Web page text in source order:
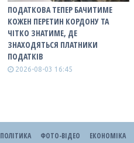
ПОДАТКОВА ТЕПЕР БАЧИТИМЕ
КОЖЕН ПЕРЕТИН КОРДОНУ ТА
ЧІТКО ЗНАТИМЕ, ДЕ
ЗНАХОДЯТЬСЯ ПЛАТНИКИ
ПОДАТКІВ
2026-08-03 16:45
ПОЛІТИКА ФОТО-ВІДЕО ЕКОНОМІКА